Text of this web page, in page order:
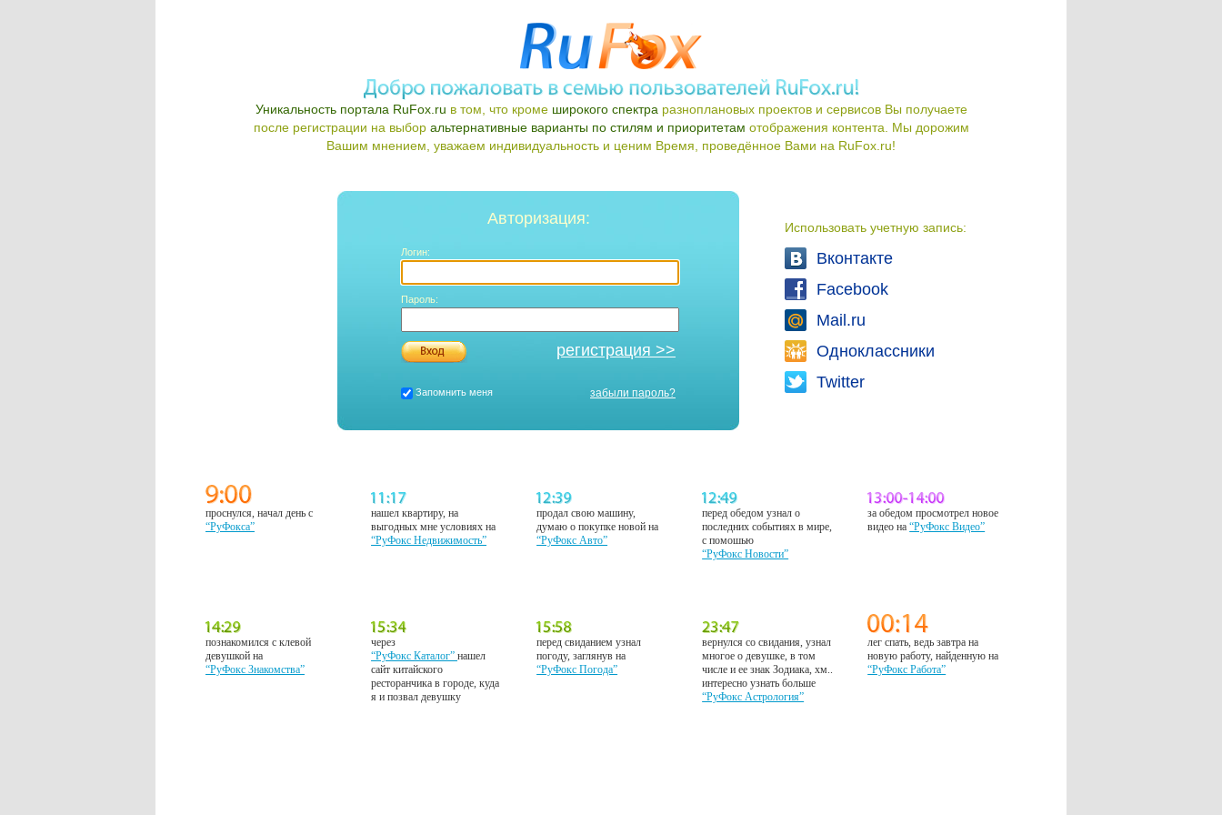
Уникальность портала RuFox.ru в том, что кроме широкого спектра разноплановых проектов и сервисов Вы получаете
после регистрации на выбор альтернативные варианты по стилям и приоритетам отображения контента. Мы дорожим
Вашим мнением, уважаем индивидуальность и ценим Время, проведённое Вами на RuFox.ru!
Использовать учетную запись:
Вконтакте
Facebook
Mail.ru
Одноклассники
Twitter
Авторизация:
Логин:
Пароль:
регистрация >>
Запомнить меня забыли пароль?
проснулся, начал день с
“РуФокса”
нашел квартиру, на
выгодных мне условиях на
“РуФокс Недвижимость”
продал свою машину,
думаю о покупке новой на
“РуФокс Авто”
перед обедом узнал о
последних событиях в мире,
с помошью
“РуФокс Новости”
за обедом просмотрел новое
видео на“РуФокс Видео”
познакомился с клевой
девушкой на
“РуФокс Знакомства”
через
“РуФокс Каталог”нашел
сайт китайского
ресторанчика в городе, куда
я и позвал девушку
перед свиданием узнал
погоду, заглянув на
“РуФокс Погода”
вернулся со свидания, узнал
многое о девушке, в том
числе и ее знак Зодиака, хм..
интересно узнать больше
“РуФокс Астрология”
лег спать, ведь завтра на
новую работу, найденную на
“РуФокс Работа”